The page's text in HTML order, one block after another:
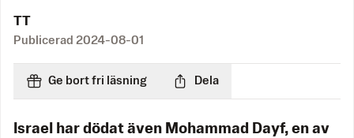
TT
Publicerad 2024-08-01
Ge bort fri läsning Dela
Israel har dödat även Mohammad Dayf, en av